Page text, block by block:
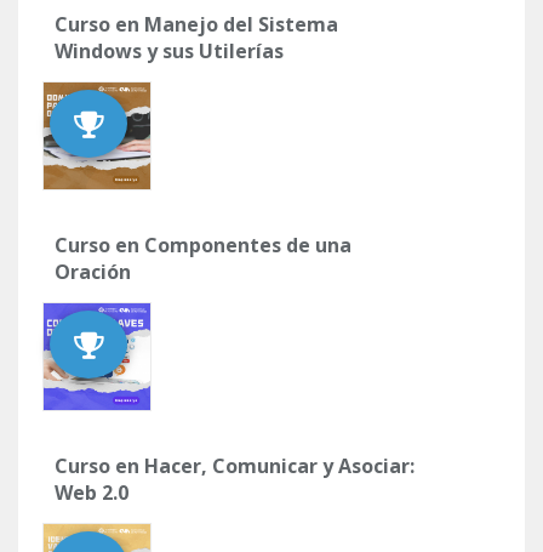
Curso en Manejo del Sistema
Windows y sus Utilerías
Curso en Componentes de una
Oración
Curso en Hacer, Comunicar y Asociar:
Web 2.0